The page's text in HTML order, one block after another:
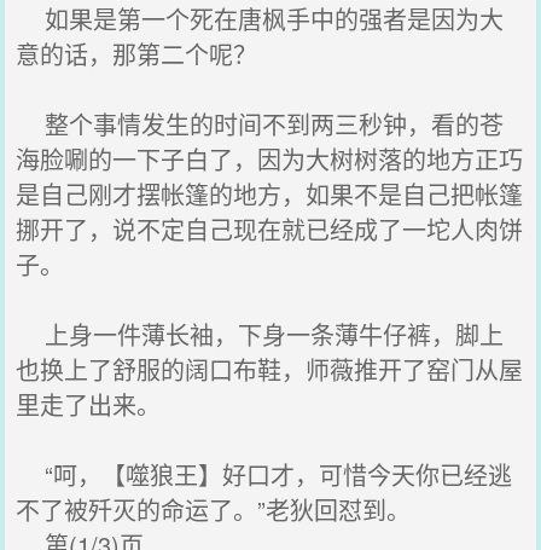
如果是第一个死在唐枫手中的强者是因为大
意的话，那第二个呢？
整个事情发生的时间不到两三秒钟，看的苍
海脸唰的一下子白了，因为大树树落的地方正巧
是自己刚才摆帐篷的地方，如果不是自己把帐篷
挪开了，说不定自己现在就已经成了一坨人肉饼
子。
上身一件薄长袖，下身一条薄牛仔裤，脚上
也换上了舒服的阔口布鞋，师薇推开了窑门从屋
里走了出来。
“呵，【噬狼王】好口才，可惜今天你已经逃
不了被歼灭的命运了。”老狄回怼到。